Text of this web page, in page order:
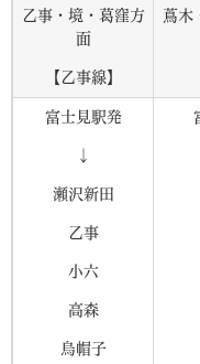
乙事・境・葛窪方
面
【乙事線】
蔦木
富士見駅発
↓
瀬沢新田
乙事
小六
高森
烏帽子